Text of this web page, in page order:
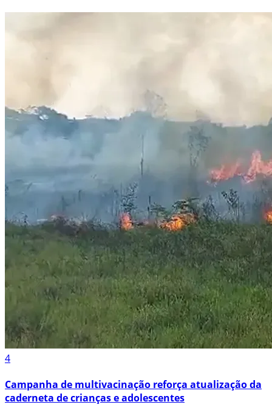
4
Campanha de multivacinação reforça atualização da
caderneta de crianças e adolescentes